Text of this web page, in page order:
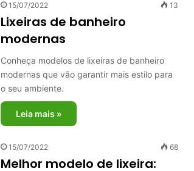
15/07/2022 13
Lixeiras de banheiro
modernas
Conheça modelos de lixeiras de banheiro
modernas que vão garantir mais estilo para
o seu ambiente.
Leia mais »
15/07/2022 68
Melhor modelo de lixeira: